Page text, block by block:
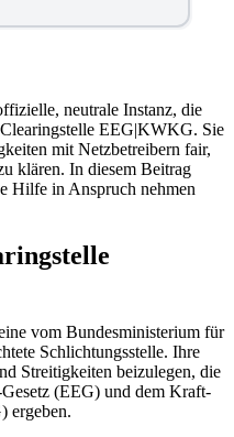
neutrale Instanz, die
EEG|KWKG. Sie
mit Netzbetreibern fair,
klären. In diesem Beitrag
Hilfe in Anspruch nehmen
vom Bundesministerium für
Schlichtungsstelle. Ihre
Streitigkeiten beizulegen, die
(EEG) und dem Kraft-
ergeben.